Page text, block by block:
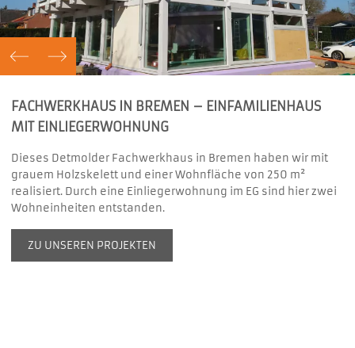
FACHWERKHAUS IN BREMEN – EINFAMILIENHAUS
MIT EINLIEGERWOHNUNG
Dieses Detmolder Fachwerkhaus in Bremen haben wir mit
grauem Holzskelett und einer Wohnfläche von 250 m²
realisiert. Durch eine Einliegerwohnung im EG sind hier zwei
Wohneinheiten entstanden.
ZU UNSEREN PROJEKTEN
VORHERIGER
NÄCHSTER